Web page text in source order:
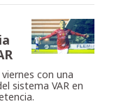
con una
sistema VAR en